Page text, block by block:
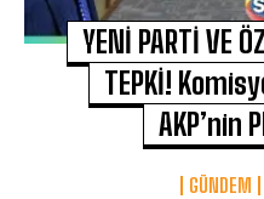
YENİ PARTİ VE
TEPKİ!
AKP’nin
GÜNDEM